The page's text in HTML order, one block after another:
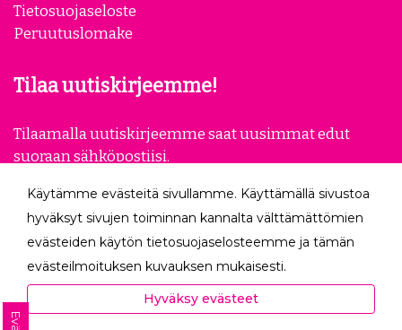
Tietosuojaseloste
Peruutuslomake
Tilaa uutiskirjeemme!
Tilaamalla uutiskirjeemme saat uusimmat edut
suoraan sähköpostiisi.
Seuraa meitä
Käytämme evästeitä sivullamme. Käyttämällä sivustoa
hyväksyt sivujen toiminnan kannalta välttämättömien
evästeiden käytön tietosuojaselosteemme ja tämän
evästeilmoituksen kuvauksen mukaisesti.
Hyväksyessäsi analytiikka- ja markkinointievästeet
autat meitä mittaamaan ja analysoimaan
Hyväksy evästeet